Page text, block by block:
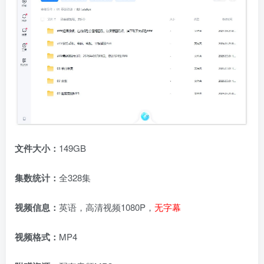
文件大小： 149GB
集数统计： 全328集
视频信息： 英语，高清视频1080P， 无字幕
视频格式： MP4